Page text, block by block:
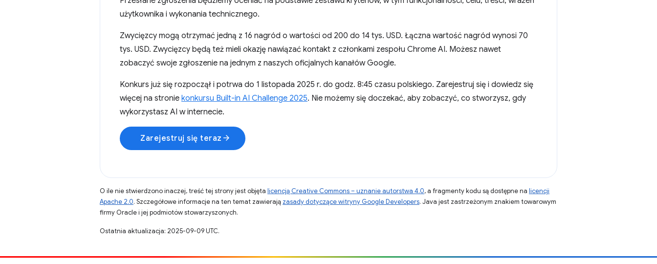
użytkownika i wykonania technicznego.
Zwycięzcy mogą otrzymać jedną z 16 nagród o wartości od 200 do 14 tys. USD. Łączna wartość nagród wynosi 70
tys. USD. Zwycięzcy będą też mieli okazję nawiązać kontakt z członkami zespołu Chrome AI. Możesz nawet
zobaczyć swoje zgłoszenie na jednym z naszych oficjalnych kanałów Google.
Konkurs już się rozpoczął i potrwa do 1 listopada 2025 r. do godz. 8:45 czasu polskiego. Zarejestruj się i dowiedz się
więcej na stronie konkursu Built-in AI Challenge 2025. Nie możemy się doczekać, aby zobaczyć, co stworzysz, gdy
wykorzystasz AI w internecie.
Zarejestruj się teraz arrow_forward
O ile nie stwierdzono inaczej, treść tej strony jest objęta licencją Creative Commons – uznanie autorstwa 4.0, a fragmenty kodu są dostępne na licencji
Apache 2.0. Szczegółowe informacje na ten temat zawierają zasady dotyczące witryny Google Developers. Java jest zastrzeżonym znakiem towarowym
firmy Oracle i jej podmiotów stowarzyszonych.
Ostatnia aktualizacja: 2025-09-09 UTC.